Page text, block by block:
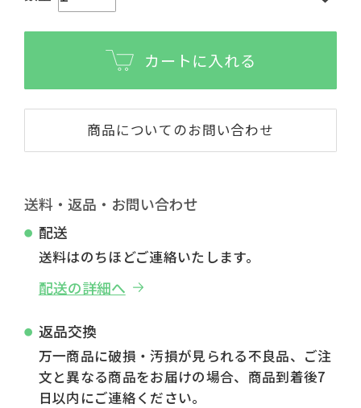
カートに入れる
商品についてのお問い合わせ
送料・返品・お問い合わせ
配送
送料はのちほどご連絡いたします。
配送の詳細へ
返品交換
万一商品に破損・汚損が見られる不良品、ご注
文と異なる商品をお届けの場合、商品到着後7
日以内にご連絡ください。